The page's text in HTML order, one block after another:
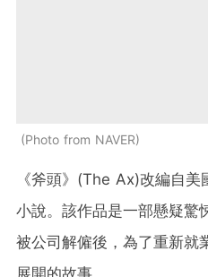
Photo from NAVER
《斧頭》(The Ax)改編自
小說。該作品是一部懸疑驚
被公司解僱後，為了重新就
展開的故事。